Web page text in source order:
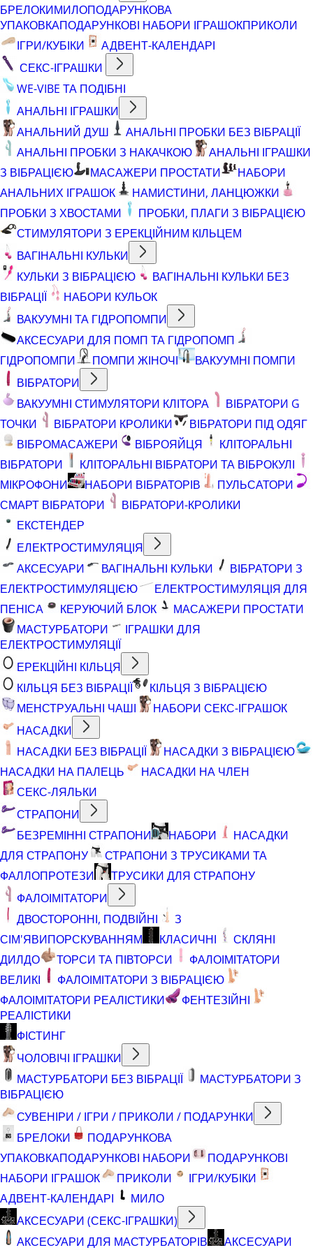
БРЕЛОКИМИЛОПОДАРУНКОВА
УПАКОВКАПОДАРУНКОВІ НАБОРИ ІГРАШОКПРИКОЛИ
ІГРИ/КУБІКИ
АДВЕНТ-КАЛЕНДАРІ
СЕКС-ІГРАШКИ
WE-VIBE ТА ПОДІБНІ
АНАЛЬНІ ІГРАШКИ
АНАЛЬНИЙ ДУШ
АНАЛЬНІ ПРОБКИ БЕЗ ВІБРАЦІЇ
АНАЛЬНІ ПРОБКИ З НАКАЧКОЮ
АНАЛЬНІ ІГРАШКИ
З ВІБРАЦІЄЮ
МАСАЖЕРИ ПРОСТАТИ
НАБОРИ
АНАЛЬНИХ ІГРАШОК
НАМИСТИНИ, ЛАНЦЮЖКИ
ПРОБКИ З ХВОСТАМИ
ПРОБКИ, ПЛАГИ З ВІБРАЦІЄЮ
СТИМУЛЯТОРИ З ЕРЕКЦІЙНИМ КІЛЬЦЕМ
ВАГІНАЛЬНІ КУЛЬКИ
КУЛЬКИ З ВІБРАЦІЄЮ
ВАГІНАЛЬНІ КУЛЬКИ БЕЗ
ВІБРАЦІЇ
НАБОРИ КУЛЬОК
ВАКУУМНІ ТА ГІДРОПОМПИ
АКСЕСУАРИ ДЛЯ ПОМП ТА ГІДРОПОМП
ГІДРОПОМПИ
ПОМПИ ЖІНОЧІ
ВАКУУМНІ ПОМПИ
ВІБРАТОРИ
ВАКУУМНІ СТИМУЛЯТОРИ КЛІТОРА
ВІБРАТОРИ G
ТОЧКИ
ВІБРАТОРИ КРОЛИКИ
ВІБРАТОРИ ПІД ОДЯГ
ВІБРОМАСАЖЕРИ
ВІБРОЯЙЦЯ
КЛІТОРАЛЬНІ
ВІБРАТОРИ
КЛІТОРАЛЬНІ ВІБРАТОРИ ТА ВІБРОКУЛІ
МІКРОФОНИ
НАБОРИ ВІБРАТОРІВ
ПУЛЬСАТОРИ
СМАРТ ВІБРАТОРИ
ВІБРАТОРИ-КРОЛИКИ
ЕКСТЕНДЕР
ЕЛЕКТРОСТИМУЛЯЦІЯ
АКСЕСУАРИ
ВАГІНАЛЬНІ КУЛЬКИ
ВІБРАТОРИ З
ЕЛЕКТРОСТИМУЛЯЦІЄЮ
ЕЛЕКТРОСТИМУЛЯЦІЯ ДЛЯ
ПЕНІСА
КЕРУЮЧИЙ БЛОК
МАСАЖЕРИ ПРОСТАТИ
МАСТУРБАТОРИ
ІГРАШКИ ДЛЯ
ЕЛЕКТРОСТИМУЛЯЦІЇ
ЕРЕКЦІЙНІ КІЛЬЦЯ
КІЛЬЦЯ БЕЗ ВІБРАЦІЇ
КІЛЬЦЯ З ВІБРАЦІЄЮ
МЕНСТРУАЛЬНІ ЧАШІ
НАБОРИ СЕКС-ІГРАШОК
НАСАДКИ
НАСАДКИ БЕЗ ВІБРАЦІЇ
НАСАДКИ З ВІБРАЦІЄЮ
НАСАДКИ НА ПАЛЕЦЬ
НАСАДКИ НА ЧЛЕН
СЕКС-ЛЯЛЬКИ
СТРАПОНИ
БЕЗРЕМІННІ СТРАПОНИ
НАБОРИ
НАСАДКИ
ДЛЯ СТРАПОНУ
СТРАПОНИ З ТРУСИКАМИ ТА
ФАЛЛОПРОТЕЗИ
ТРУСИКИ ДЛЯ СТРАПОНУ
ФАЛОІМІТАТОРИ
ДВОСТОРОННІ, ПОДВІЙНІ
З
СІМ'ЯВИПОРСКУВАННЯМ
КЛАСИЧНІ
СКЛЯНІ
ДИЛДО
ТОРСИ ТА ПІВТОРСИ
ФАЛОІМІТАТОРИ
ВЕЛИКІ
ФАЛОІМІТАТОРИ З ВІБРАЦІЄЮ
ФАЛОІМІТАТОРИ РЕАЛІСТИКИ
ФЕНТЕЗІЙНІ
РЕАЛІСТИКИ
ФІСТИНГ
ЧОЛОВІЧІ ІГРАШКИ
МАСТУРБАТОРИ БЕЗ ВІБРАЦІЇ
МАСТУРБАТОРИ З
ВІБРАЦІЄЮ
СУВЕНІРИ / ІГРИ / ПРИКОЛИ / ПОДАРУНКИ
БРЕЛОКИ
ПОДАРУНКОВА
УПАКОВКАПОДАРУНКОВІ НАБОРИ
ПОДАРУНКОВІ
НАБОРИ ІГРАШОК
ПРИКОЛИ
ІГРИ/КУБІКИ
АДВЕНТ-КАЛЕНДАРІ
МИЛО
АКСЕСУАРИ (СЕКС-ІГРАШКИ)
АКСЕСУАРИ ДЛЯ МАСТУРБАТОРІВ
АКСЕСУАРИ